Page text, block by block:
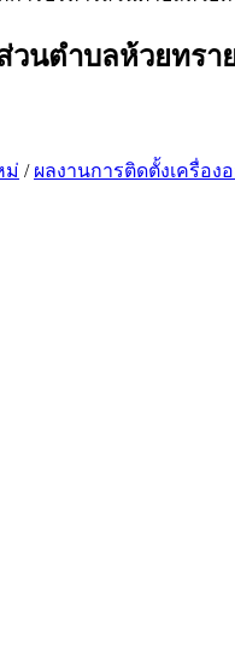
วนตำบลห้วยทรา
ม่ / ผลงานการติดตั้งเครื่อง